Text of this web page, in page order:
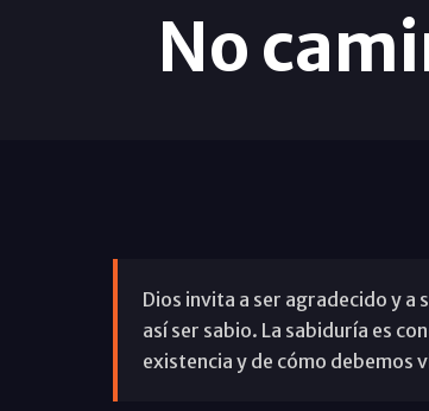
No
Dios invita a ser agradecido y a
así ser sabio. La sabiduría es
existencia y de cómo debemos